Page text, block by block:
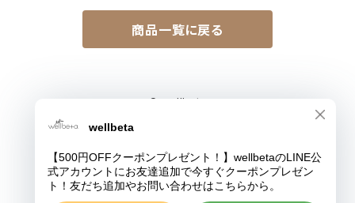
The Scottish Bee Company
はちみつ美術館
商品一覧に戻る
© wellbeta
Powered by